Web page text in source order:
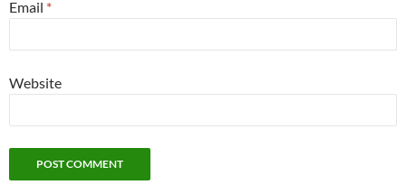
Email *
Website